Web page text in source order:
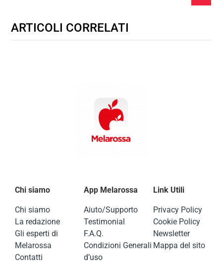
ARTICOLI CORRELATI
Chi siamo
Chi siamo
La redazione
Gli esperti di
Melarossa
Contatti
App Melarossa
Aiuto/Supporto
Testimonial
F.A.Q.
Condizioni Generali
d’uso
Link Utili
Privacy Policy
Cookie Policy
Newsletter
Mappa del sito